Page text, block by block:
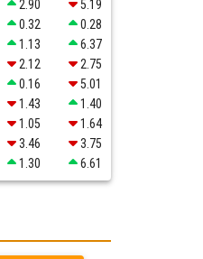
2.90
5.19
0.32
0.28
1.13
6.37
2.12
2.75
0.16
5.01
1.43
1.40
1.05
1.64
3.46
3.75
1.30 6.61